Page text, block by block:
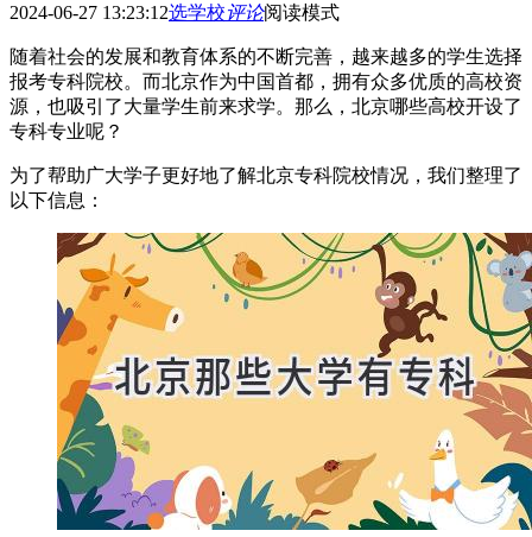
2024-06-27 13:23:12选学校评论阅读模式
随着社会的发展和教育体系的不断完善，越来越多的学生选择
报考专科院校。而北京作为中国首都，拥有众多优质的高校资
源，也吸引了大量学生前来求学。那么，北京哪些高校开设了
专科专业呢？
为了帮助广大学子更好地了解北京专科院校情况，我们整理了
以下信息：